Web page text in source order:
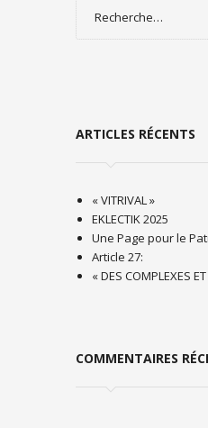
ARTICLES RÉCENTS
« VITRIVAL »
EKLECTIK 2025
Une Page pour le
Article 27:
« DES COMPLEXES
COMMENTAIRES